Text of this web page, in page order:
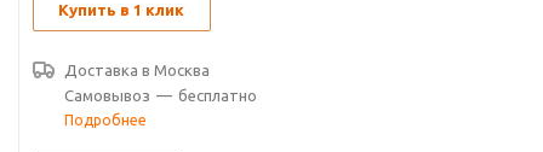
Купить в 1 клик
Доставка в Москва
Самовывоз — бесплатно
Подробнее